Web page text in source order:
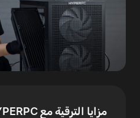
مزايا الترقية مع HYPERPC